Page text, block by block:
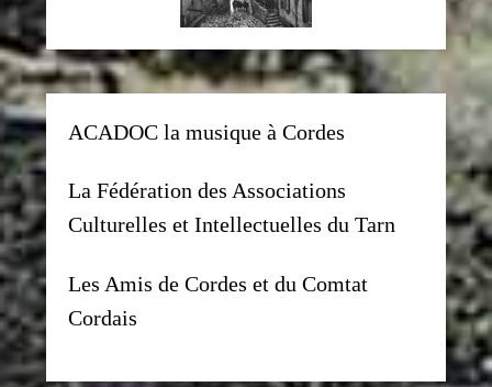
ACADOC la musique à Cordes
La Fédération des Associations
Culturelles et Intellectuelles du Tarn
Les Amis de Cordes et du Comtat
Cordais